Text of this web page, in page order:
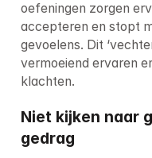
oefeningen zorgen
accepteren en stopt
gevoelens. Dit
vermoeiend ervaren
klachten.
Niet kijken naar
gedrag